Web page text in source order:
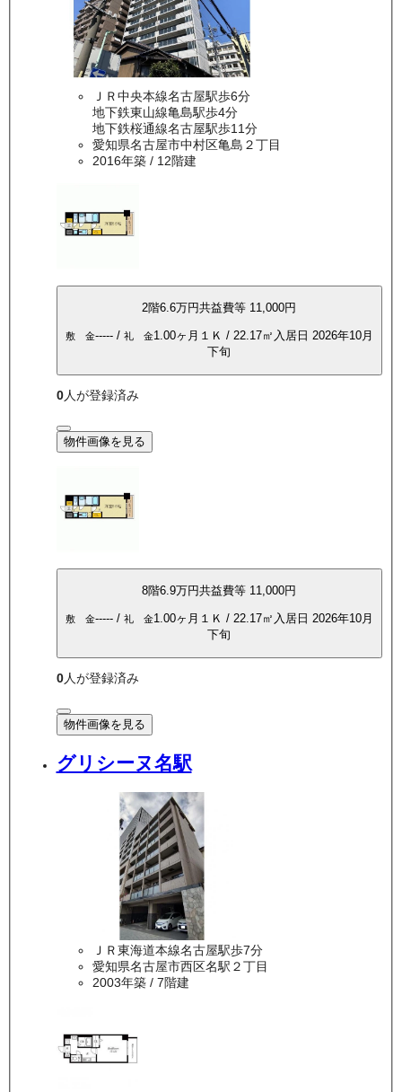
ＪＲ中央本線名古屋駅歩6分
地下鉄東山線亀島駅歩4分
地下鉄桜通線名古屋駅歩11分
愛知県名古屋市中村区亀島２丁目
2016年築/ 12階建
2階6.6万円共益費等 11,000円
敷 金-----/ 礼 金1.00ヶ月 １Ｋ / 22.17㎡ 入居日 2026年10月
下旬
0人が登録済み
物件画像を見る
8階6.9万円共益費等 11,000円
敷 金-----/ 礼 金1.00ヶ月 １Ｋ / 22.17㎡ 入居日 2026年10月
下旬
0人が登録済み
物件画像を見る
グリシーヌ名駅
ＪＲ東海道本線名古屋駅歩7分
愛知県名古屋市西区名駅２丁目
2003年築/ 7階建